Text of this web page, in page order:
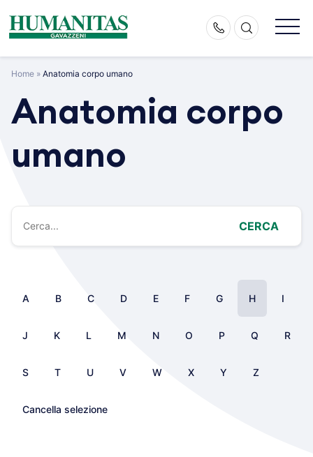
content
Home » Anatomia corpo umano
Anatomia corpo
umano
CERCA
A B C D E F G H I
J K L M N O P Q R
S T U V W X Y Z
Cancella selezione